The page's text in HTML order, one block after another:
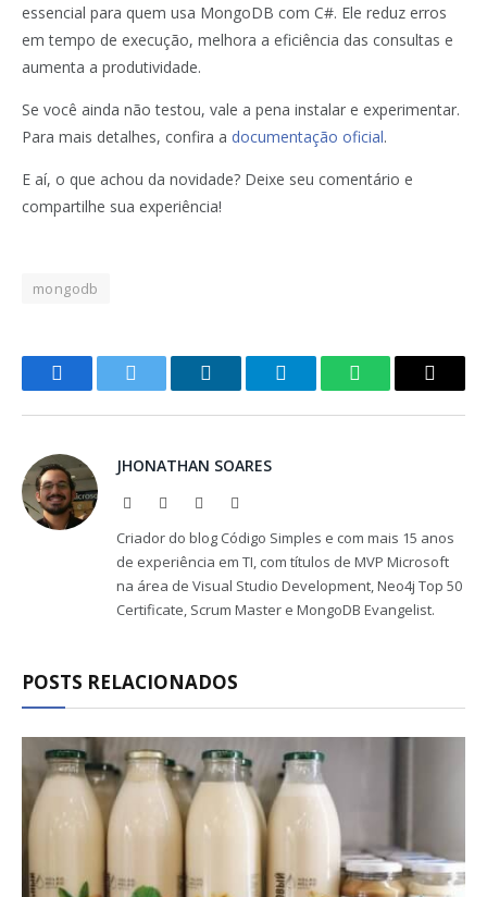
essencial para quem usa MongoDB com C#. Ele reduz erros
em tempo de execução, melhora a eficiência das consultas e
aumenta a produtividade.
Se você ainda não testou, vale a pena instalar e experimentar.
Para mais detalhes, confira a documentação oficial.
E aí, o que achou da novidade? Deixe seu comentário e
compartilhe sua experiência!
mongodb
FacebookTwitter LinkedInTelegramWhatsAppCopy
JHONATHAN SOARES
Website Facebook
Criador do blog Código Simples e com mais 15 anos
de experiência em TI, com títulos de MVP Microsoft
na área de Visual Studio Development, Neo4j Top 50
Certificate, Scrum Master e MongoDB Evangelist.
POSTS RELACIONADOS